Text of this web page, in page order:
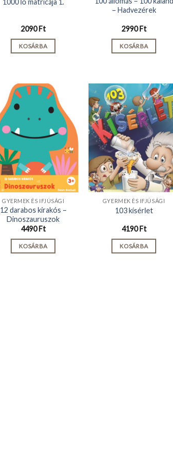
2090 Ft
KOSÁRBA
– Hadvezérek
2990 Ft
KOSÁRBA
GYERMEK ÉS IFJÚSÁGI
12 darabos kirakós –
Dinoszauruszok
4490Ft
KOSÁRBA
GYERMEK ÉS IFJÚSÁGI
103 kísérlet
4190Ft
KOSÁRBA